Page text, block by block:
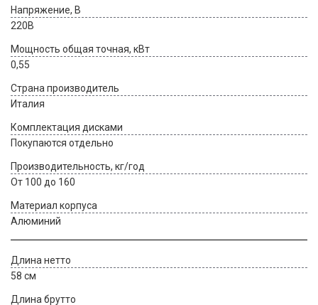
Напряжение, В
220В
Мощность общая точная, кВт
0,55
Страна производитель
Италия
Комплектация дисками
Покупаются отдельно
Производительность, кг/год
От 100 до 160
Материал корпуса
Алюминий
Длина нетто
58 см
Длина брутто